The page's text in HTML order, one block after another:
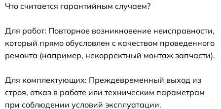
Что считается гарантийным случаем?
Для работ: Повторное возникновение неисправности,
который прямо обусловлен с качеством проведенного
ремонта (например, некорректный монтаж запчасти).
Для комплектующих: Преждевременный выход из
строя, отказ в работе или техническим параметрам
при соблюдении условий эксплуатации.